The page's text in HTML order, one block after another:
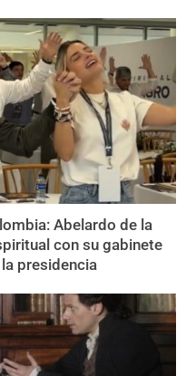
Abelardo de la
con su gabinete
presidencia